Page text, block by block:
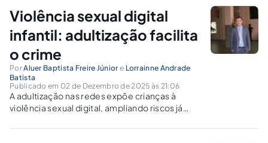
Violência sexual digital
infantil: adultização facilita
o crime
PorAluer Baptista Freire Júnior e Lorrainne Andrade
Batista
Publicado em 02 de Dezembro de 2025 às 21:06
A adultização nas redes expõe crianças à
violência sexual digital, ampliando riscos já
prevenir condutas que violam a dignidade